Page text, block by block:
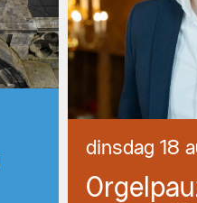
dinsdag 18